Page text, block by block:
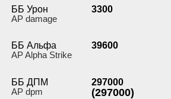
ББ Урон
AP damage
3300
ББ Альфа
AP Alpha Strike
39600
ББ ДПМ
AP dpm
297000
(297000)